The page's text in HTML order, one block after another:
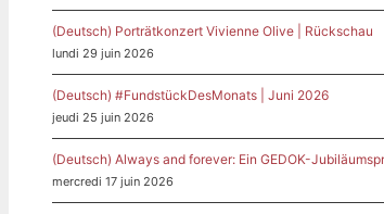
(Deutsch) Porträtkonzert Vivienne Olive | Rückschau
lundi 29 juin 2026
(Deutsch) #FundstückDesMonats | Juni 2026
jeudi 25 juin 2026
(Deutsch) Always and forever: Ein GEDOK-
mercredi 17 juin 2026